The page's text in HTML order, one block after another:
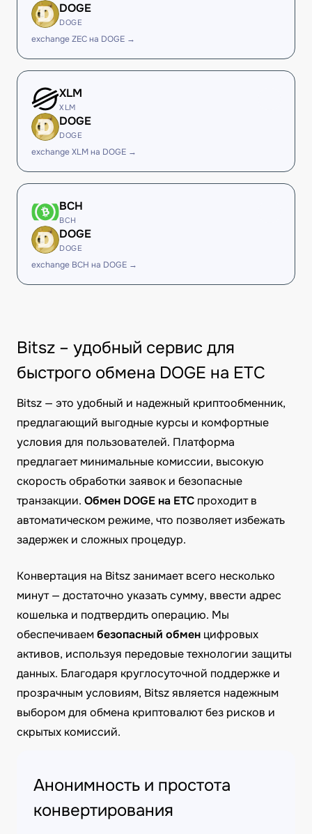
DOGE
DOGE
exchange ZEC на DOGE →
XLM
XLM
DOGE
DOGE
exchange XLM на DOGE →
BCH
BCH
DOGE
DOGE
exchange BCH на DOGE →
Bitsz – удобный сервис для
быстрого обмена DOGE на ETC
Bitsz — это удобный и надежный криптообменник,
предлагающий выгодные курсы и комфортные
условия для пользователей. Платформа
предлагает минимальные комиссии, высокую
скорость обработки заявок и безопасные
транзакции. Обмен DOGE на ETC проходит в
автоматическом режиме, что позволяет избежать
задержек и сложных процедур.
Конвертация на Bitsz занимает всего несколько
минут — достаточно указать сумму, ввести адрес
кошелька и подтвердить операцию. Мы
обеспечиваембезопасный обмен цифровых
активов, используя передовые технологии защиты
данных. Благодаря круглосуточной поддержке и
прозрачным условиям, Bitsz является надежным
выбором для обмена криптовалют без рисков и
скрытых комиссий.
Анонимность и простота
конвертирования